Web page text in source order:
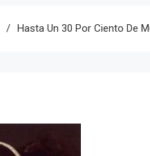
Hasta Un 30 Por Ciento De